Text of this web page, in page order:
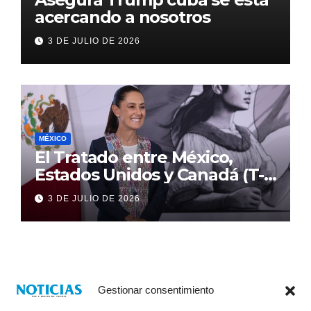
Gestionar consentimiento
acercando a nosotros
3 DE JULIO DE 2026
MÉXICO
El Tratado entre México,
Estados Unidos y Canadá (T-
MEC) se mantiene hasta el
2036: Presidenta Claudia
Sheinbaum
3 DE JULIO DE 2026